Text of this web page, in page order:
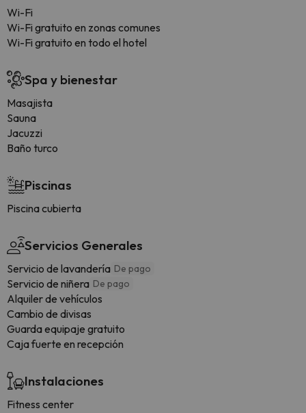
Wi-Fi
Wi-Fi gratuito en zonas comunes
Wi-Fi gratuito en todo el hotel
Spa y bienestar
Masajista
Sauna
Jacuzzi
Baño turco
Piscinas
Piscina cubierta
Servicios Generales
Servicio de lavandería De pago
Servicio de niñera De pago
Alquiler de vehículos
Cambio de divisas
Guarda equipaje gratuito
Caja fuerte en recepción
Instalaciones
Fitness center